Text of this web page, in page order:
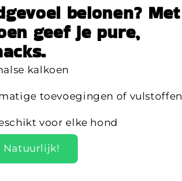
belonen? Met
geef je pure,
kalkoen
toevoegingen of vulstoffen
voor elke hond
Natuurlijk!